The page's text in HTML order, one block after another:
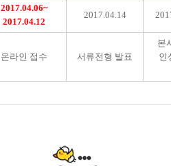
2017.04.06~
2017.04.12
2017.04.14
온라인 접수 서류전형 발표
본
인